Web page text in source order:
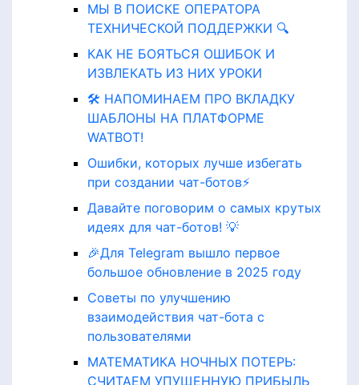
МЫ В ПОИСКЕ ОПЕРАТОРА
ТЕХНИЧЕСКОЙ ПОДДЕРЖКИ 🔍
КАК НЕ БОЯТЬСЯ ОШИБОК И
ИЗВЛЕКАТЬ ИЗ НИХ УРОКИ
🛠️ НАПОМИНАЕМ ПРО ВКЛАДКУ
ШАБЛОНЫ НА ПЛАТФОРМЕ
WATBOT!
Ошибки, которых лучше избегать
при создании чат-ботов⚡️
Давайте поговорим о самых крутых
идеях для чат-ботов! 💡
🎉Для Telegram вышло первое
большое обновление в 2025 году
Советы по улучшению
взаимодействия чат-бота с
пользователями
МАТЕМАТИКА НОЧНЫХ ПОТЕРЬ:
СЧИТАЕМ УПУЩЕННУЮ ПРИБЫЛЬ